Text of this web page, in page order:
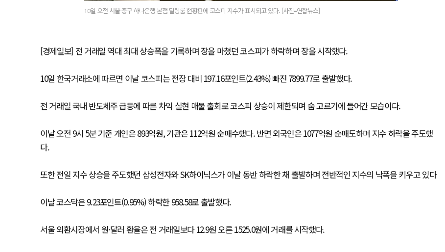
10일 오전 서울 중구 하나은행 본점 딜링룸 현황판에 코스피 지수가 표시되고 있다. [사진=연합뉴스]
[경제일보] 전 거래일 역대 최대 상승폭을 기록하며 장을 마쳤던 코스피가 하락하며 장을 시작했다.
10일 한국거래소에 따르면 이날 코스피는 전장 대비 197.16포인트(2.43%) 빠진 7899.77로 출발했다.
전 거래일 국내 반도체주 급등에 따른 차익 실현 매물 출회로 코스피 상승이 제한되며 숨 고르기에 들어간 모습이다.
이날 오전 9시 5분 기준 개인은 893억원, 기관은 112억원 순매수했다. 반면 외국인은 1077억원 순매도하며 지수 하락을 주도했
다.
또한 전일 지수 상승을 주도했던 삼성전자와 SK하이닉스가 이날 동반 하락한 채 출발하며 전반적인 지수의 낙폭을 키우고 있다
이날 코스닥은 9.23포인트(0.95%) 하락한 958.58로 출발했다.
서울 외환시장에서 원·달러 환율은 전 거래일보다 12.9원 오른 1525.0원에 거래를 시작했다.